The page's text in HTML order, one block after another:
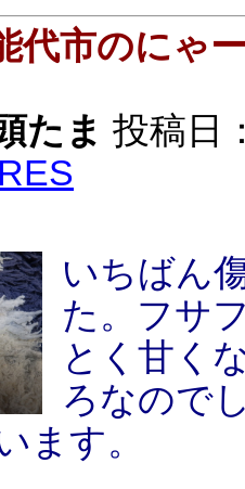
代市のにゃ
たま 投稿日
RES
いちばん
た。フサ
とく甘く
ろなので
ます。